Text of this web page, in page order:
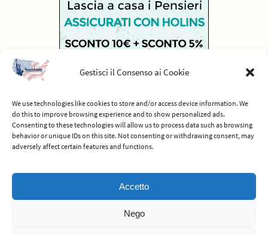
Gestisci il Consenso ai Cookie
We use technologies like cookies to store and/or access device information. We
do this to improve browsing experience and to show personalized ads.
Consenting to these technologies will allow us to process data such as browsing
behavior or unique IDs on this site. Not consenting or withdrawing consent, may
adversely affect certain features and functions.
Accetto
Nego
© 2012-2026 Americhiamo - Tutti i diritti riservati -
Termini e condizioni
del servizio
Nirvana&